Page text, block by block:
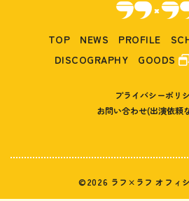
TOP NEWS PROFILE
DISCOGRAPHY
GOODS
プライバシーポリ
お問い合わせ(出演依頼
©2026 ラフ×ラフ オフィ